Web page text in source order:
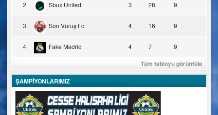
2 Sbux United 3 28 9
3 Son Vuruş Fc 4 16 9
4 Fake Madrid 4 7 9
Tüm tabloyu görüntüle
ŞAMPİYONLARIMIZ